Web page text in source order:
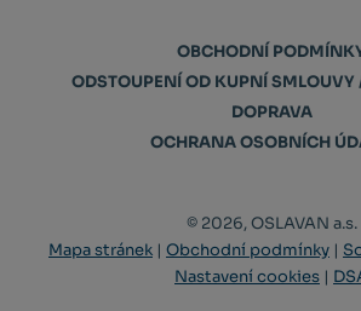
OBCHODNÍ
ODSTOUPENÍ OD KUPNÍ SMLOUVY
DOPRAVA
OCHRANA OSOBNÍCH
© 2026, OSLAVAN a.s.
Mapa stránek | Obchodní podmínky |
Nastavení cookies |